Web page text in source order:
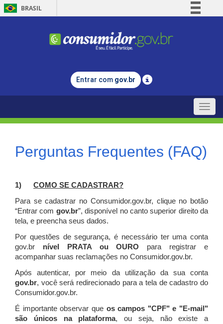
BRASIL
Comunica BR
Legislação
Entrar com gov.br
Toggle
Perguntas Frequentes (FAQ)
1) COMO SE CADASTRAR?
Para se cadastrar no Consumidor.gov.br, clique no botão
“Entrar com gov.br”, disponível no canto superior direito da
tela, e preencha seus dados.
Por questões de segurança, é necessário ter uma conta
gov.br nível PRATA ou OURO para registrar e
acompanhar suas reclamações no Consumidor.gov.br.
Após autenticar, por meio da utilização da sua conta
gov.br, você será redirecionado para a tela de cadastro do
Consumidor.gov.br.
É importante observar que os campos "CPF" e "E-mail"
são únicos na plataforma, ou seja, não existe a